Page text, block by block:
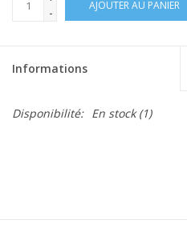
-
AJOUTER AU PANIER
Informations
Disponibilité: En stock(1)